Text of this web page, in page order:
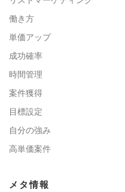
働き方
単価アップ
成功確率
時間管理
案件獲得
目標設定
自分の強み
高単価案件
メタ情報